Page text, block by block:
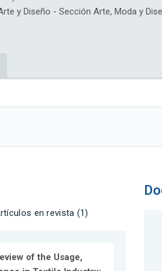
y Diseño - Sección Arte, Moda y
en revista (1)
of the Usage,